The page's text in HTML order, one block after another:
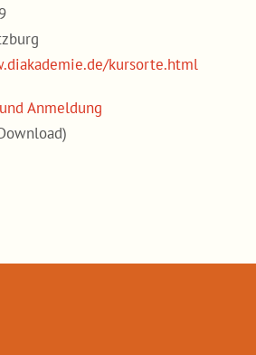
kursorte.html
Anmeldung